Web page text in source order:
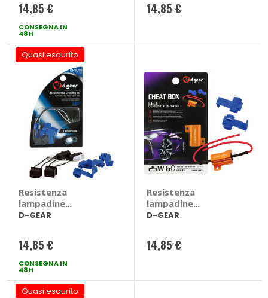
14,85 €
CONSEGNA IN
48H
14,85 €
Quasi esaurito
Resistenza
lampadine
Universale LED - D-
D-GEAR
14,85 €
CONSEGNA IN
48H
Resistenza
lampadine
Universale LED - D-
D-GEAR
14,85 €
Quasi esaurito